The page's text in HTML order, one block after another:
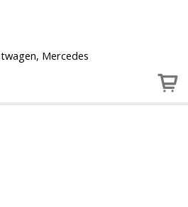
Mercedes